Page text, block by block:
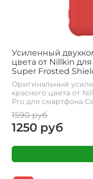
Усиленный
цвета от Nillkin
Super Frosted
Оригинальный
красного цвета от
Pro для смартфона
1590 руб
1250 руб